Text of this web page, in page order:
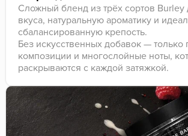
Сложный бленд из трёх сортов Burley
вкуса, натуральную ароматику и
сбалансированную крепость.
Без искусственных добавок —
композиции и многослойные ноты,
раскрываются с каждой затяжкой.